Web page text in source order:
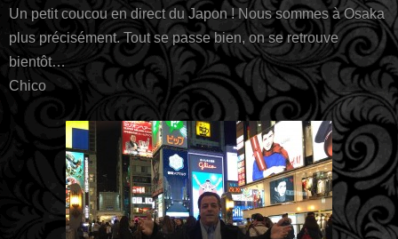
Un petit coucou en direct du Japon ! Nous sommes à Osaka
plus précisément. Tout se passe bien, on se retrouve
bientôt…
Chico